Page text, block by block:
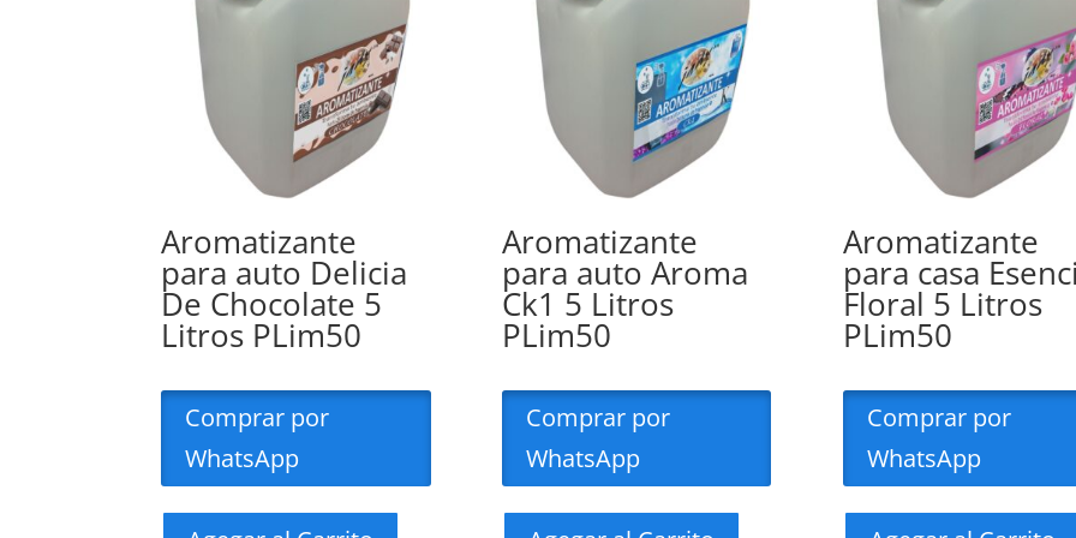
Aromatizante
para auto Delicia
De Chocolate 5
Litros PLim50
Comprar por
WhatsApp
Aromatizante
para auto Aroma
Ck1 5 Litros
PLim50
Comprar por
WhatsApp
Aromatizante
para casa
Floral 5 Litros
PLim50
Comprar por
WhatsApp